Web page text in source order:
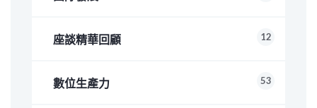
座談精華回顧 12
數位生產力 53